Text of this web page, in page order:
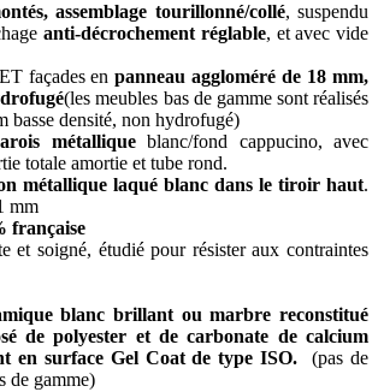
assemblage tourillonné/collé, suspendu
anti-décrochement réglable, et avec vide
façades enpanneau aggloméré de 18 mm,
(les meubles bas de gamme sont réalisés
basse densité, non hydrofugé)
métallique blanc/fond cappucino, avec
totale amortie et tube rond.
métallique laqué blanc dans le tiroir haut.
mm
française
et soigné, étudié pour résister aux contraintes
blanc brillant ou marbre reconstitué
de polyester et de carbonate de calcium
en surface Gel Coat de type ISO. (pas de
de gamme)